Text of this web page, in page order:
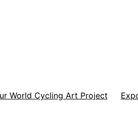
World Cycling Art Project